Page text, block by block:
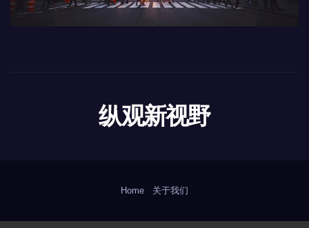
纵观新视野
Home 关于我们